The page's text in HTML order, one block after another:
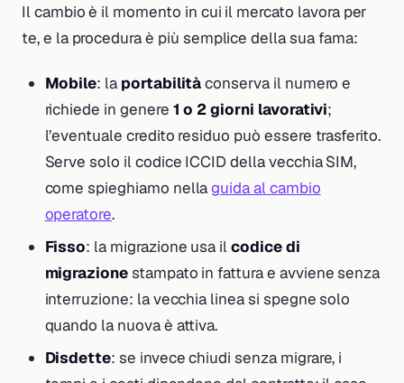
Il cambio è il momento in cui il mercato lavora per
te, e la procedura è più semplice della sua fama:
Mobile: la portabilitàconserva il numero e
richiede in genere 1 o 2 giorni lavorativi;
l’eventuale credito residuo può essere trasferito.
Serve solo il codice ICCID della vecchia SIM,
come spieghiamo nellaguida al cambio
operatore.
Fisso: la migrazione usa ilcodice di
migrazionestampato in fattura e avviene senza
interruzione: la vecchia linea si spegne solo
quando la nuova è attiva.
Disdette: se invece chiudi senza migrare, i